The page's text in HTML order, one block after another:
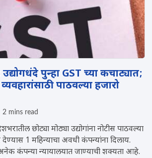
पुन्हा GST च्या कचाट्यात;
पाठवल्या हजारो
2 mins read
छोट्या मोठ्या उद्योगांना नोटीस पाठवल्या
1 महिन्याचा अवधी कंपन्यांना दिलाय.
अनेक कंपन्या न्यायालयात जाण्याची शक्यता आहे.